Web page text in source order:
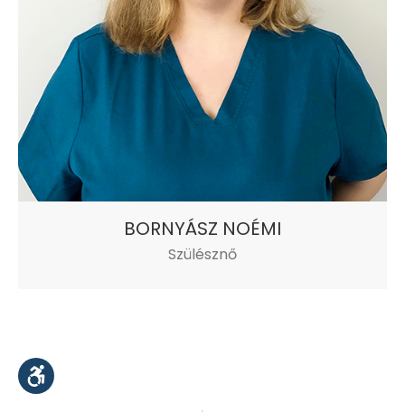
BORNYÁSZ NOÉMI
Szülésznő